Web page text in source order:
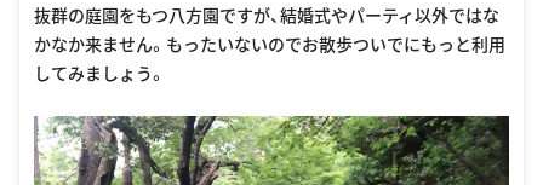
抜群の庭園をもつ八方園ですが、結婚式やパーティ以外ではな
かなか来ません。もったいないのでお散歩ついでにもっと利用
してみましょう。